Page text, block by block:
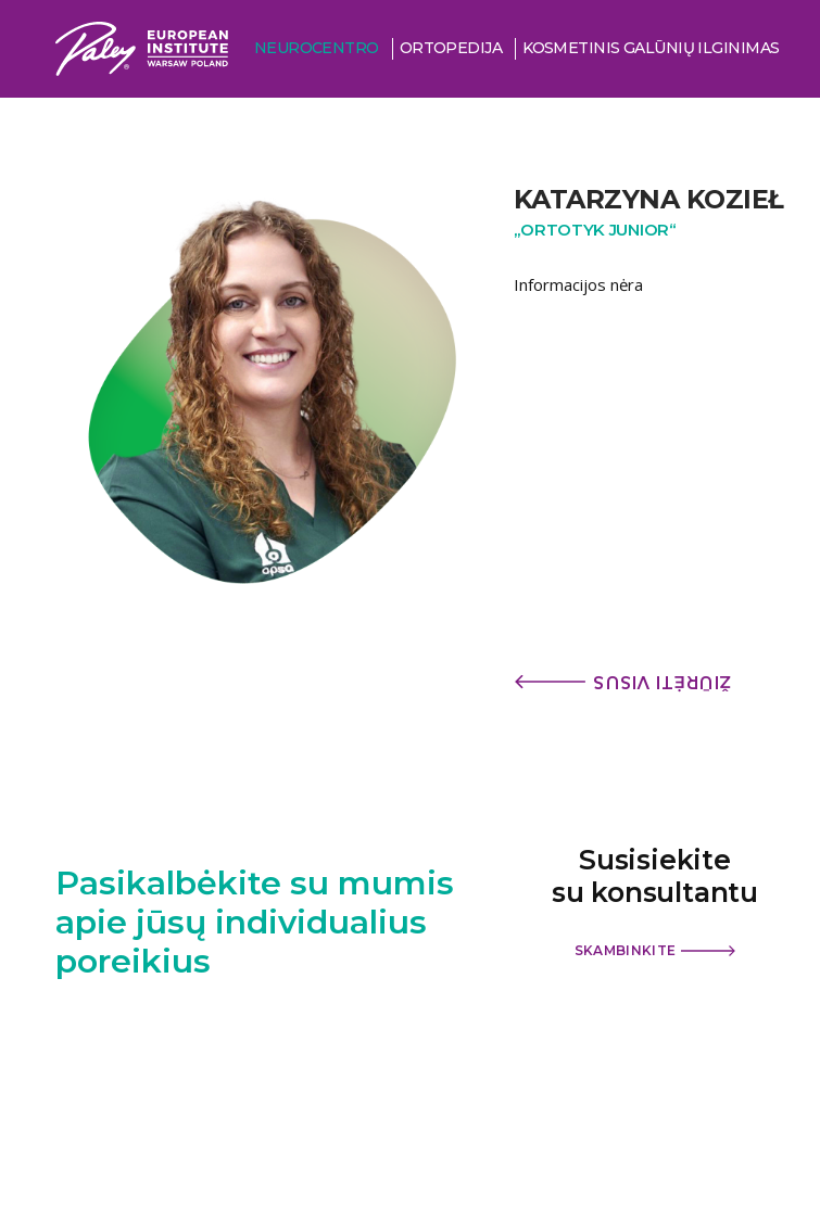
NEUROCENTRO ORTOPEDIJA KOSMETINIS GALŪNIŲ ILGINIMAS
KATARZYNA KOZIEŁ
„ORTOTYK JUNIOR“
Informacijos nėra
ŽIŪRĖTI VISUS
Pasikalbėkite su mumis
apie jūsų individualius
poreikius
Susisiekite
su konsultantu
SKAMBINKITE